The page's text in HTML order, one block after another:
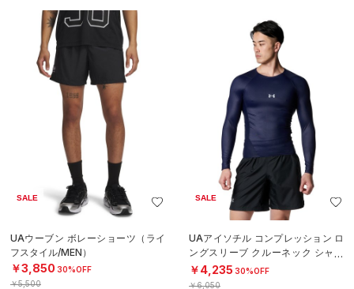
SALE
UAウーブン ボレーショーツ（ライ
フスタイル/MEN）
￥3,850 30%OFF
￥5,500
SALE
UAアイソチル コンプレッション ロ
ングスリーブ クルーネック シャツ
（ベースボール/MEN）
￥4,235 30%OFF
￥6,050